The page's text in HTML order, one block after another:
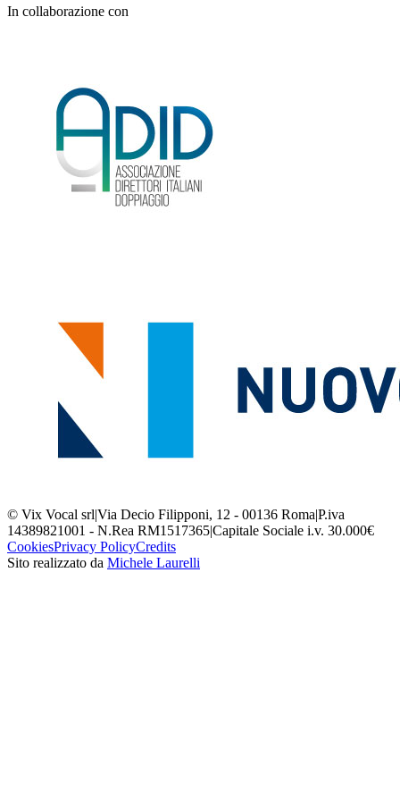
In collaborazione con
© Vix Vocal srl|Via Decio Filipponi, 12 - 00136 Roma|P.iva
14389821001 - N.Rea RM1517365|Capitale Sociale i.v. 30.000€
CookiesPrivacy PolicyCredits
Sito realizzato da Michele Laurelli